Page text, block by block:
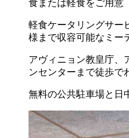
食または軽食をご用意
軽食ケータリングサー
様まで収容可能なミー
アヴィニョン教皇庁、
ンセンターまで徒歩で
無料の公共駐車場と日